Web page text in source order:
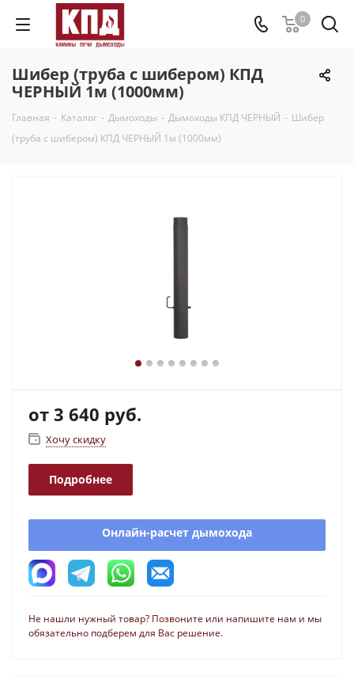
0
Шибер (труба с шибером) КПД
ЧЕРНЫЙ 1м (1000мм)
Главная - Каталог - Дымоходы - Дымоходы КПД ЧЕРНЫЙ - Шибер
(труба с шибером) КПД ЧЕРНЫЙ 1м (1000мм)
от 3 640 руб.
Хочу скидку
Подробнее
Онлайн-расчет дымохода
Не нашли нужный товар? Позвоните или напишите нам и мы
обязательно подберем для Вас решение.